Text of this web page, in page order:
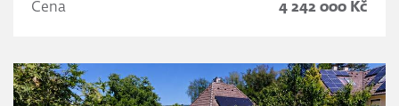
Cena 4 242 000 Kč